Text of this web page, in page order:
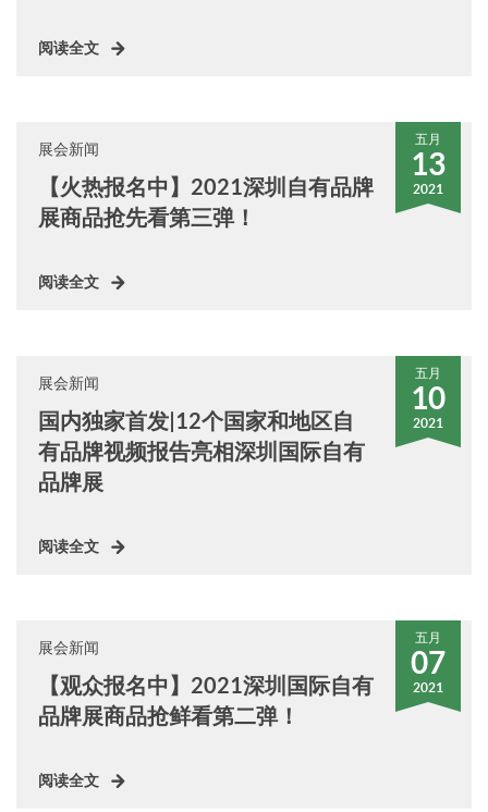
阅读全文
五月
13
2021
展会新闻
【火热报名中】2021深圳自有品牌
展商品抢先看第三弹！
阅读全文
五月
10
2021
展会新闻
国内独家首发|12个国家和地区自
有品牌视频报告亮相深圳国际自有
品牌展
阅读全文
五月
07
2021
展会新闻
【观众报名中】2021深圳国际自有
品牌展商品抢鲜看第二弹！
阅读全文